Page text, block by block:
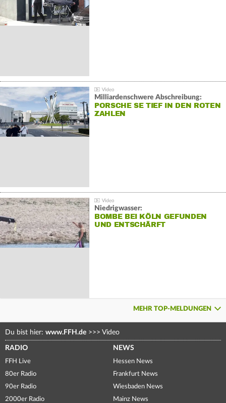
Milliardenschwere Abschreibung:
PORSCHE SE TIEF IN DEN ROTEN
ZAHLEN
Niedrigwasser:
BOMBE BEI KÖLN GEFUNDEN
UND ENTSCHÄRFT
MEHR TOP-MELDUNGEN
Du bist hier: www.FFH.de >>> Video
RADIO
FFH Live
80er Radio
90er Radio
2000er Radio
NEWS
Hessen News
Frankfurt News
Wiesbaden News
Mainz News